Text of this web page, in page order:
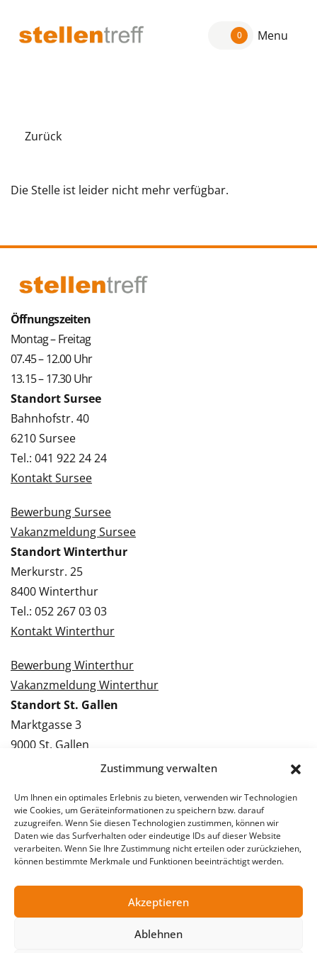
Zustimmung verwalten
Um Ihnen ein optimales Erlebnis zu bieten, verwenden wir Technologien
wie Cookies, um Geräteinformationen zu speichern bzw. darauf
zuzugreifen. Wenn Sie diesen Technologien zustimmen, können wir
Daten wie das Surfverhalten oder eindeutige IDs auf dieser Website
verarbeiten. Wenn Sie Ihre Zustimmung nicht erteilen oder zurückziehen,
können bestimmte Merkmale und Funktionen beeinträchtigt werden.
Akzeptieren
Ablehnen
0 Menu
Zurück
Die Stelle ist leider nicht mehr verfügbar.
Öffnungszeiten
Montag – Freitag
07.45 – 12.00 Uhr
13.15 – 17.30 Uhr
Standort Sursee
Bahnhofstr. 40
6210 Sursee
Tel.: 041 922 24 24
Kontakt Sursee
Bewerbung Sursee
Vakanzmeldung Sursee
Standort Winterthur
Merkurstr. 25
8400 Winterthur
Tel.: 052 267 03 03
Kontakt Winterthur
Bewerbung Winterthur
Vakanzmeldung Winterthur
Standort St. Gallen
Marktgasse 3
9000 St. Gallen
Tel.: 071 228 09 09
Bewerbung St. Gallen
Vakanzmeldung St. Gallen
© 2026 Stellentreff AG